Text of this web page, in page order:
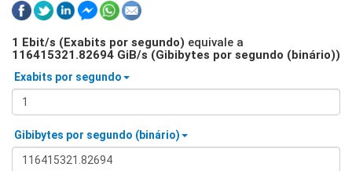
1 Ebit/s (Exabits por segundo) equivale a
116415321.82694 GiB/s (Gibibytes por segundo (binário))
Exabits por segundo
Gibibytes por segundo (binário)